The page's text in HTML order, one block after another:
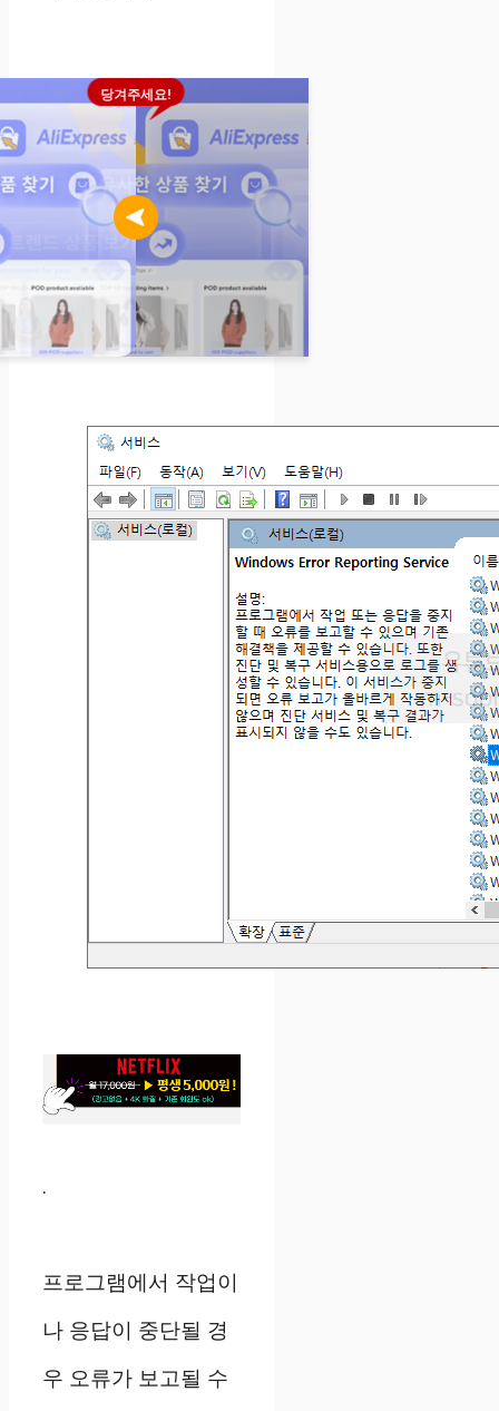
.
프로그램에서 작업이
나 응답이 중단될 경
우 오류가 보고될 수